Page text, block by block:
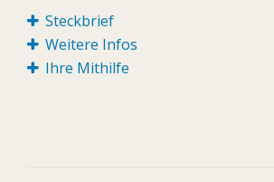
Steckbrief
Weitere Infos
Ihre Mithilfe